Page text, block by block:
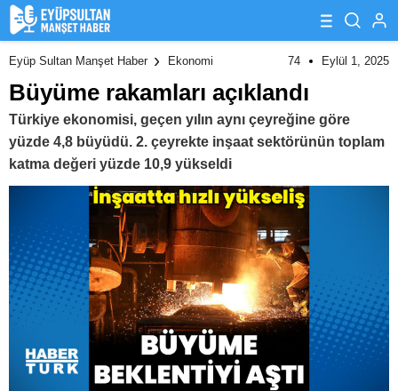
Eyüp Sultan Manşet Haber Ekonomi 74 Eylül 1, 2025
Büyüme rakamları açıklandı
Türkiye ekonomisi, geçen yılın aynı çeyreğine göre
yüzde 4,8 büyüdü. 2. çeyrekte inşaat sektörünün toplam
katma değeri yüzde 10,9 yükseldi